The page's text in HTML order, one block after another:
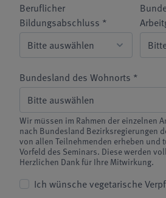
Beruflicher
Bildungsabschluss *
Bundesland des Wohnorts *
Wir müssen im Rahmen der einzelnen
nach Bundesland Bezirksregierungen
von allen Teilnehmenden erheben und
Vorfeld des Seminars. Diese werden
Herzlichen Dank für Ihre Mitwirkung.
Ich wünsche vegetarische